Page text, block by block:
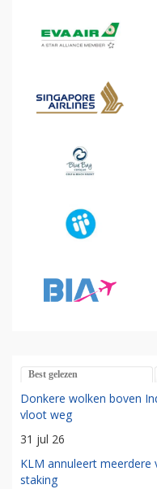
Best gelezen
Donkere wolken boven
vloot weg
31 jul 26
KLM annuleert
staking